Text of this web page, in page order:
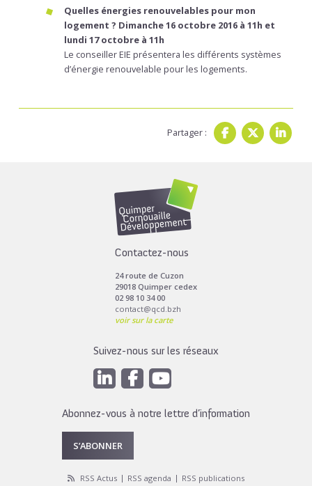
Quelles énergies renouvelables pour mon
logement ? Dimanche 16 octobre 2016 à 11h et
lundi 17 octobre à 11h
Le conseiller EIE présentera les différents systèmes
d’énergie renouvelable pour les logements.
Partager :
Contactez-nous
24 route de Cuzon
29018 Quimper cedex
02 98 10 34 00
contact@qcd.bzh
voir sur la carte
Suivez-nous sur les réseaux
Abonnez-vous à notre lettre d’information
S’ABONNER
RSS Actus RSS agenda RSS publications